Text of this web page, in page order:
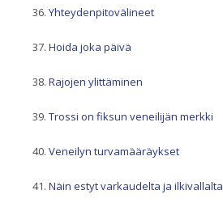
Yhteydenpitovälineet
Hoida joka päivä
Rajojen ylittäminen
Trossi on fiksun veneilijän merkki
Veneilyn turvamääräykset
Näin estyt varkaudelta ja ilkivallalta